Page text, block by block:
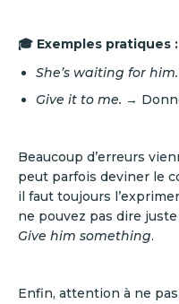
🎓 Exemples pratiques :
She’s waiting for him.
Give it to me. →
Beaucoup d’erreurs
peut parfois deviner le
il faut toujours
ne pouvez pas dire juste
Give him something.
Enfin, attention à ne